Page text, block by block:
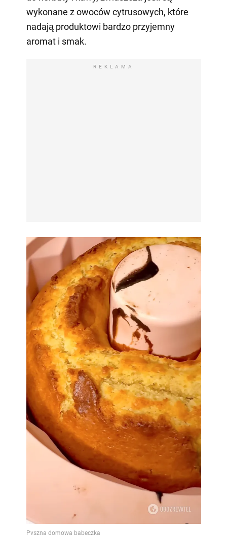
wykonane z owoców cytrusowych, które
nadają produktowi bardzo przyjemny
aromat i smak.
REKLAMA